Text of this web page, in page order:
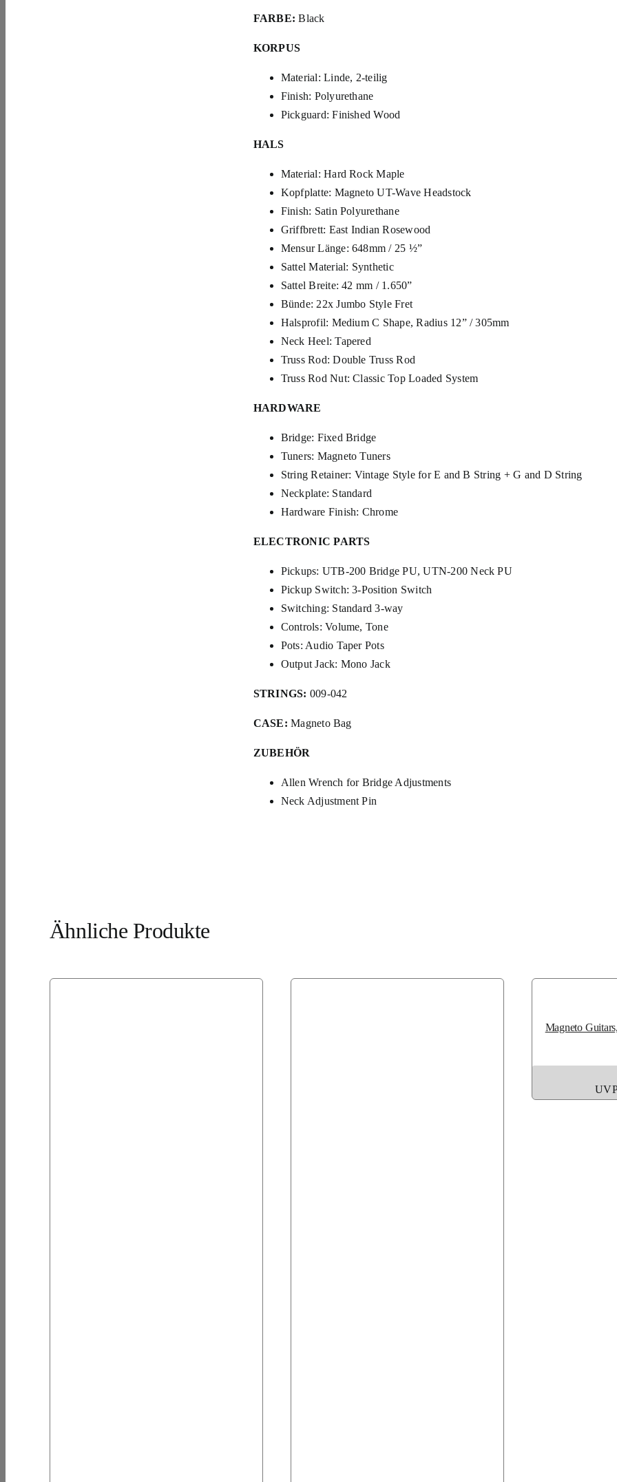
FARBE: Black
KORPUS
Material: Linde, 2-teilig
Finish: Polyurethane
Pickguard: Finished Wood
HALS
Material: Hard Rock Maple
Kopfplatte: Magneto UT-Wave Headstock
Finish: Satin Polyurethane
Griffbrett: East Indian Rosewood
Mensur Länge: 648mm / 25 ½”
Sattel Material: Synthetic
Sattel Breite: 42 mm / 1.650”
Bünde: 22x Jumbo Style Fret
Halsprofil: Medium C Shape, Radius 12” / 305mm
Neck Heel: Tapered
Truss Rod: Double Truss Rod
Truss Rod Nut: Classic Top Loaded System
HARDWARE
Bridge: Fixed Bridge
Tuners: Magneto Tuners
String Retainer: Vintage Style for E and B String + G and D String
Neckplate: Standard
Hardware Finish: Chrome
ELECTRONIC PARTS
Pickups: UTB-200 Bridge PU, UTN-200 Neck PU
Pickup Switch: 3-Position Switch
Switching: Standard 3-way
Controls: Volume, Tone
Pots: Audio Taper Pots
Output Jack: Mono Jack
STRINGS: 009-042
CASE: Magneto Bag
ZUBEHÖR
Allen Wrench for Bridge Adjustments
Neck Adjustment Pin
Ähnliche Produkte
Magneto